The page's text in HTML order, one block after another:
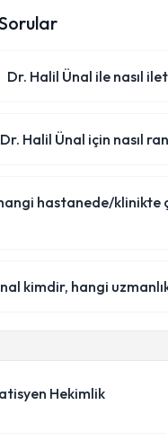
Dr. Halil Ünal ile nasıl
Dr. Halil Ünal için nasıl
hastanede/klinikte
kimdir, hangi
Hekimlik